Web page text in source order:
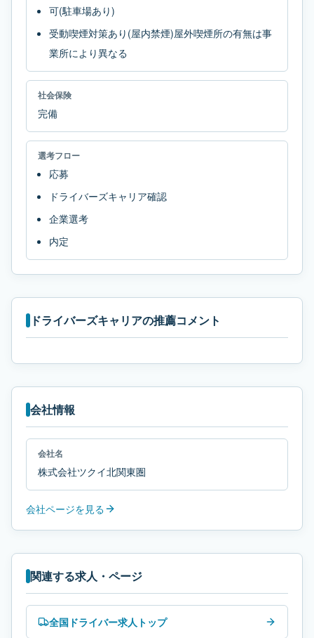
可(駐車場あり)
受動喫煙対策あり(屋内禁煙)屋外喫煙所の有無は事
業所により異なる
社会保険
完備
選考フロー
応募
ドライバーズキャリア確認
企業選考
内定
ドライバーズキャリアの推薦コメント
会社情報
会社名
株式会社ツクイ北関東圏
会社ページを見る
関連する求人・ページ
全国ドライバー求人トップ